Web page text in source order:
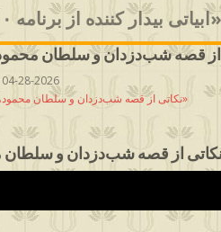
کننده از برنامه ۱۰۰۰ گنج حضور» - آقای علی از تهران
28-2026
نکاتی از قصه شب‌دزدان و سلطان محمود، قسمت چهارم» - خانم زهرا از نوشهر»
از قصه شب‌دزدان و سلطان